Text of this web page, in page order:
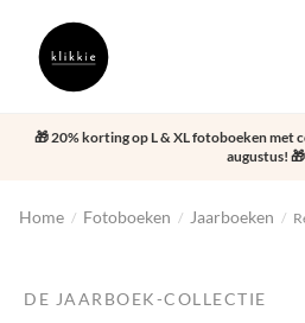
🎁 20% korting op L & XL fotoboeken met
augustus! 🎁
Home / Fotoboeken / Jaarboeken /
DE JAARBOEK-COLLECTIE